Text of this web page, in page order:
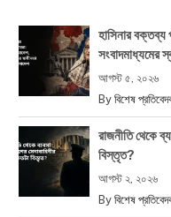
হাসিনার বক্তব্য
সংবাদমাধ্যমের
আগস্ট ৫, ২০২৬
By বিশেষ
রাজনীতি থেকে
বিস্তৃত?
আগস্ট ২, ২০২৬
By বিশেষ